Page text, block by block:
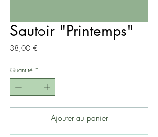
Sautoir "Printemps"
38,00 €Prix
Quantité *
Ajouter au panier